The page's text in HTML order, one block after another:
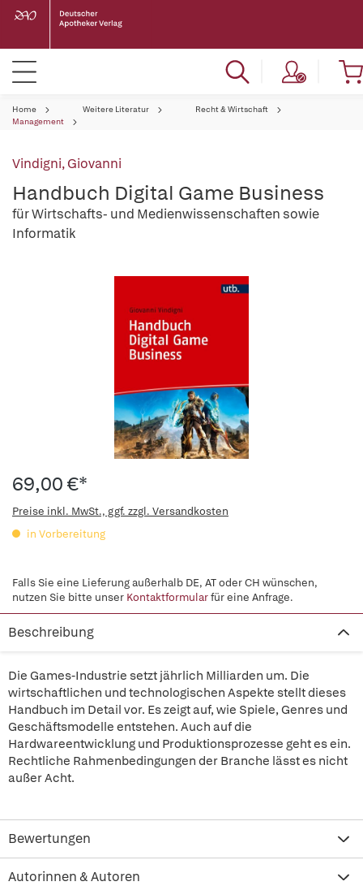
Home Weitere Literatur
Recht & Wirtschaft
Management
Vindigni, Giovanni
Handbuch Digital Game Business
für Wirtschafts- und Medienwissenschaften sowie
Informatik
69,00 €*
Preise inkl. MwSt., ggf. zzgl. Versandkosten
in Vorbereitung
Falls Sie eine Lieferung außerhalb DE, AT oder CH wünschen,
nutzen Sie bitte unser Kontaktformularfür eine Anfrage.
Beschreibung
Die Games-Industrie setzt jährlich Milliarden um. Die
wirtschaftlichen und technologischen Aspekte stellt dieses
Handbuch im Detail vor. Es zeigt auf, wie Spiele, Genres und
Geschäftsmodelle entstehen. Auch auf die
Hardwareentwicklung und Produktionsprozesse geht es ein.
Rechtliche Rahmenbedingungen der Branche lässt es nicht
außer Acht.
Bewertungen
Autorinnen & Autoren